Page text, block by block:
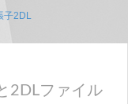
子2DL
2DLファイル